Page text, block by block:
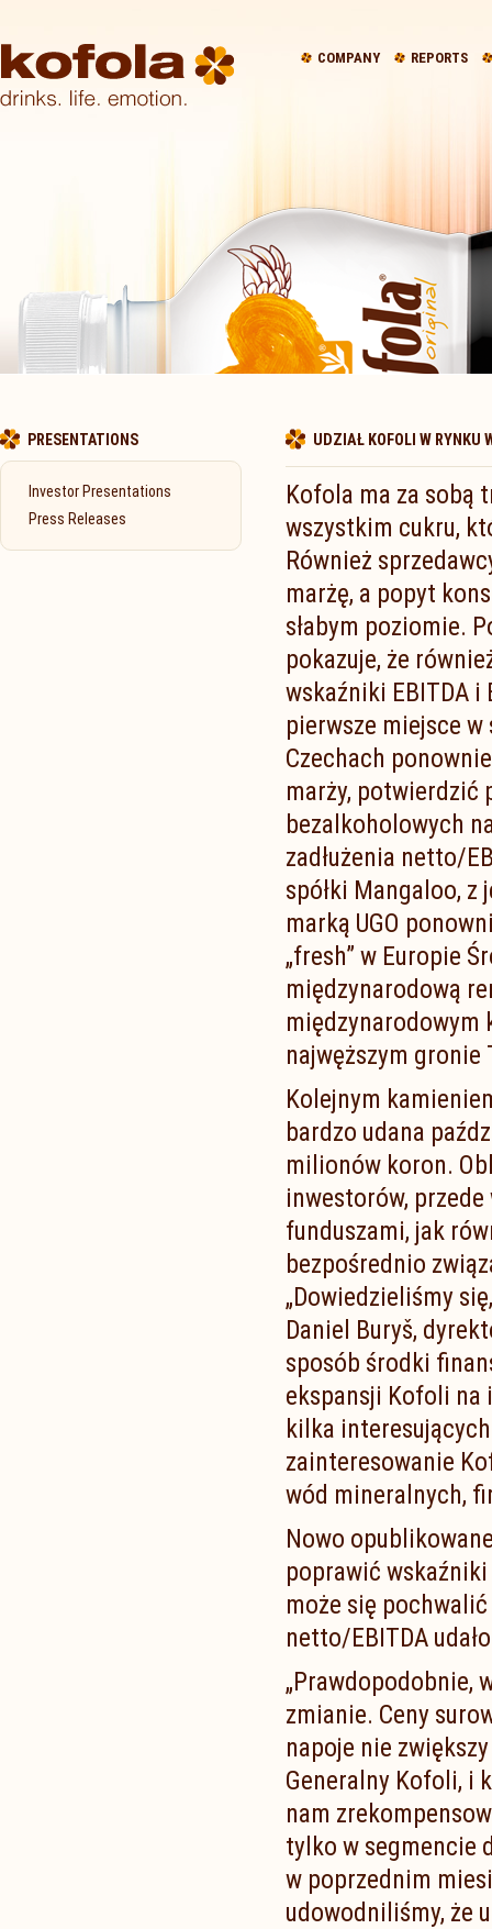
UDZIAŁ KOFOLI W
Kofola ma za sobą
wszystkim cukru,
Również
marżę, a popyt
słabym poziomie.
pokazuje, że
wskaźniki EBITDA i
pierwsze miejsce w
Czechach
marży, potwierdzić
bezalkoholowych
zadłużenia netto/
spółki Mangaloo,
marką UGO
„fresh” w Europie
międzynarodową
międzynarodowym
najwęższym
Kolejnym
bardzo udana
milionów koron.
inwestorów,
funduszami, jak
bezpośrednio
„Dowiedzieliśmy
Daniel Buryš,
sposób środki
ekspansji Kofoli na
kilka
zainteresowanie
wód mineralnych,
Nowo
poprawić
może się
netto/EBITDA
„Prawdopodobnie,
zmianie. Ceny
napoje nie
Generalny Kofoli, i
nam
tylko w segmencie
w poprzednim
udowodniliśmy, że
PRESENTATIONS
Investor Presentations
Press Releases
COMPANY REPORTS